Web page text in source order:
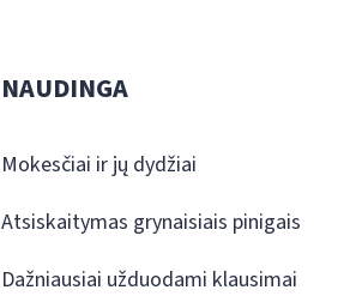
NAUDINGA
Mokesčiai ir jų dydžiai
Atsiskaitymas grynaisiais pinigais
Dažniausiai užduodami klausimai